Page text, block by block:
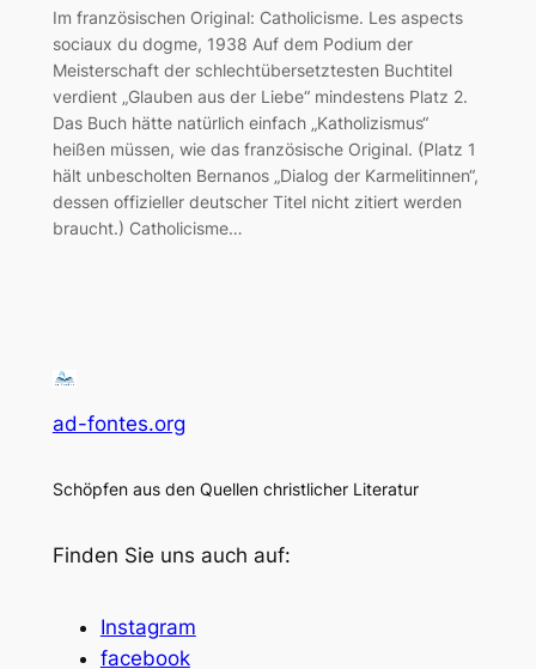
Im französischen Original: Catholicisme. Les aspects
sociaux du dogme, 1938 Auf dem Podium der
Meisterschaft der schlechtübersetztesten Buchtitel
verdient „Glauben aus der Liebe“ mindestens Platz 2.
Das Buch hätte natürlich einfach „Katholizismus“
heißen müssen, wie das französische Original. (Platz 1
hält unbescholten Bernanos „Dialog der Karmelitinnen“,
dessen offizieller deutscher Titel nicht zitiert werden
braucht.) Catholicisme…
ad-fontes.org
Schöpfen aus den Quellen christlicher Literatur
Finden Sie uns auch auf:
Instagram
facebook